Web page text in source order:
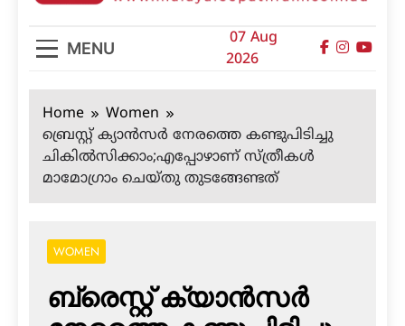
മലയാളിപത്രം
MENU
07 Aug
2026
Home
Women
ബ്രെസ്റ്റ് ക്യാന്‍സര്‍ നേരത്തെ കണ്ടുപിടിച്ചു
ചികില്‍സിക്കാം;എപ്പോഴാണ് സ്ത്രീകള്‍
മാമോഗ്രാം ചെയ്തു തുടങ്ങേണ്ടത്
WOMEN
ബ്രെസ്റ്റ് ക്യാന്‍സര്‍